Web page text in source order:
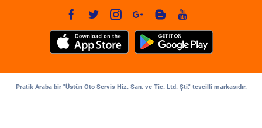
Pratik Araba bir "Üstün Oto Servis Hiz. San. ve Tic. Ltd. Şti." tescilli markasıdır.